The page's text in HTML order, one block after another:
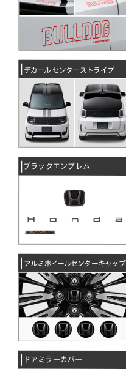
デカール センターストライプ
ブラックエンブレム
アルミホイールセンターキャップ
ドアミラーカバー